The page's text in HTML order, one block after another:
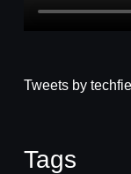
Tweets by
Tags